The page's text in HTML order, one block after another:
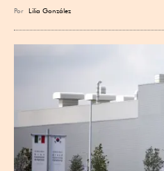
Por Lilia González